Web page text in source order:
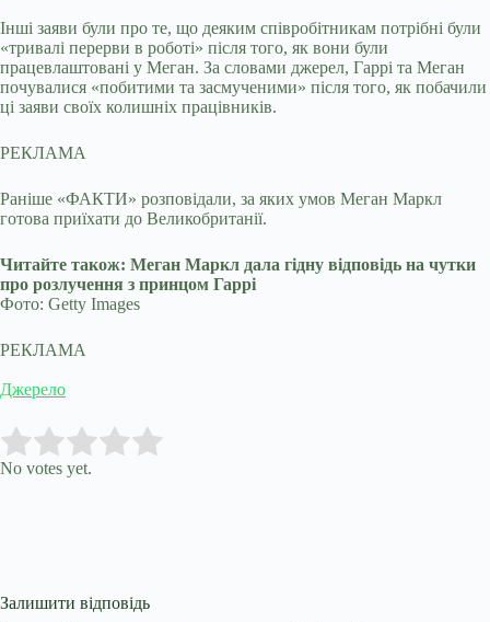
Інші заяви були про те, що деяким співробітникам потрібні були
«тривалі перерви в роботі» після того, як вони були
працевлаштовані у Меган. За словами джерел, Гаррі та Меган
почувалися «побитими та засмученими» після того, як побачили
ці заяви своїх колишніх працівників.
РЕКЛАМА
Раніше «ФАКТИ» розповідали, за яких умов Меган Маркл
готова приїхати до Великобританії.
Читайте також: Меган Маркл дала гідну відповідь на чутки
про розлучення з принцом Гаррі
Фото: Getty Images
РЕКЛАМА
Джерело
Rate this item:
No votes yet.
Залишити відповідь